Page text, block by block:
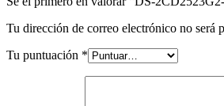
Tu dirección de correo electrónico no será
Tu puntuación *